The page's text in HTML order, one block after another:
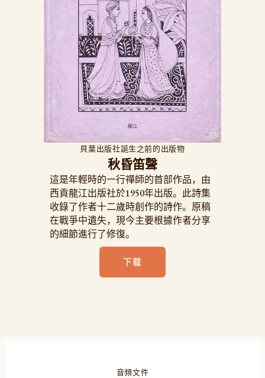
貝葉出版社誕生之前的出版物
秋昏笛聲
這是年輕時的一行禪師的首部作品，由
西貢龍江出版社於1950年出版。此詩集
收錄了作者十二歲時創作的詩作。原稿
在戰爭中遺失，現今主要根據作者分享
的細節進行了修復。
下载
音頻文件